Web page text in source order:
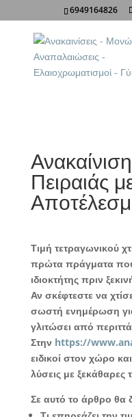
6949164826
Κοινοποίηση
Πειραιάς
Τιμή τετραγωνικού
πρώτα πράγματα που
ιδιοκτήτης πριν
Αν σκέφτεστε να
σωστή ενημέρωση
γλιτώσει από
Στην https://
ειδικοί στον χώρο
λύσεις με ξεκάθαρες
Σε αυτό το άρθρο θα